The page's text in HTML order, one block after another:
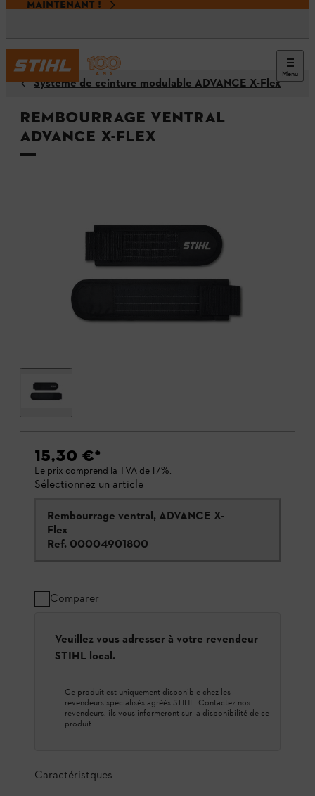
MAINTENANT !
Menu
Système de ceinture modulable ADVANCE X-Flex
Rembourrage ventral
ADVANCE X-Flex
15,30 €*
Le prix comprend la TVA de 17%.
Sélectionnez un article
Rembourrage ventral, ADVANCE X-
Flex
Ref. 00004901800
Comparer
Veuillez vous adresser à votre revendeur
STIHL local.
Ce produit est uniquement disponible chez les
revendeurs spécialisés agréés STIHL. Contactez nos
revendeurs, ils vous informeront sur la disponibilité de ce
produit.
Caractéristques